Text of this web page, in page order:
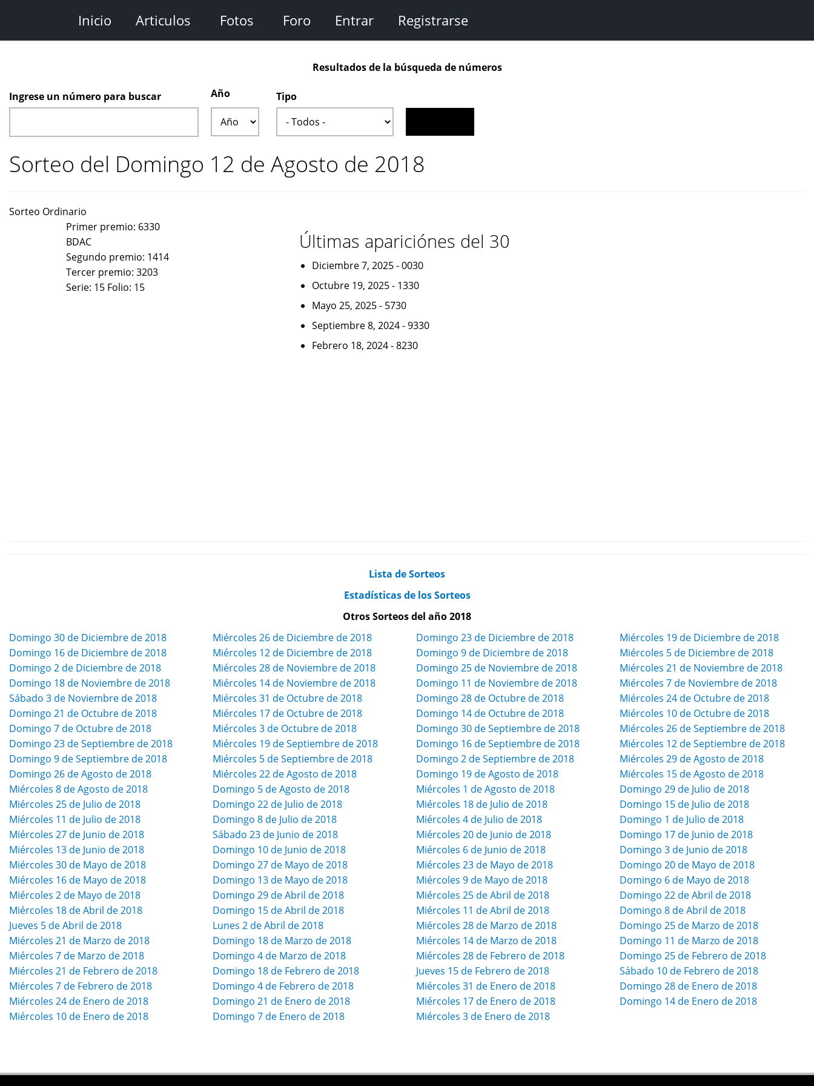
contenido
Inicio Articulos Fotos Foro Entrar Registrarse
Resultados de la búsqueda de números
Ingrese un número para buscar
Año
Tipo
Sorteo del Domingo 12 de Agosto de 2018
Sorteo Ordinario
Primer premio: 6330
BDAC
Segundo premio: 1414
Tercer premio: 3203
Serie: 15 Folio: 15
Últimas apariciónes del 30
Diciembre 7, 2025 - 0030
Octubre 19, 2025 - 1330
Mayo 25, 2025 - 5730
Septiembre 8, 2024 - 9330
Febrero 18, 2024 - 8230
Lista de Sorteos
Estadísticas de los Sorteos
Otros Sorteos del año 2018
Domingo 30 de Diciembre de 2018
Miércoles 26 de Diciembre de 2018 Domingo 23 de Diciembre de 2018
Miércoles 19 de Diciembre de 2018
Domingo 16 de Diciembre de 2018
Miércoles 12 de Diciembre de 2018 Domingo 9 de Diciembre de 2018
Miércoles 5 de Diciembre de 2018
Domingo 2 de Diciembre de 2018
Miércoles 28 de Noviembre de 2018 Domingo 25 de Noviembre de 2018
Miércoles 21 de Noviembre de 2018
Domingo 18 de Noviembre de 2018
Miércoles 14 de Noviembre de 2018 Domingo 11 de Noviembre de 2018
Miércoles 7 de Noviembre de 2018
Sábado 3 de Noviembre de 2018
Miércoles 31 de Octubre de 2018 Domingo 28 de Octubre de 2018
Miércoles 24 de Octubre de 2018
Domingo 21 de Octubre de 2018
Miércoles 17 de Octubre de 2018 Domingo 14 de Octubre de 2018
Miércoles 10 de Octubre de 2018
Domingo 7 de Octubre de 2018
Miércoles 3 de Octubre de 2018 Domingo 30 de Septiembre de 2018
Miércoles 26 de Septiembre de 2018
Domingo 23 de Septiembre de 2018
Miércoles 19 de Septiembre de 2018 Domingo 16 de Septiembre de 2018
Miércoles 12 de Septiembre de 2018
Domingo 9 de Septiembre de 2018
Miércoles 5 de Septiembre de 2018 Domingo 2 de Septiembre de 2018
Miércoles 29 de Agosto de 2018
Domingo 26 de Agosto de 2018
Miércoles 22 de Agosto de 2018 Domingo 19 de Agosto de 2018
Miércoles 15 de Agosto de 2018
Miércoles 8 de Agosto de 2018
Domingo 5 de Agosto de 2018 Miércoles 1 de Agosto de 2018
Domingo 29 de Julio de 2018
Miércoles 25 de Julio de 2018
Domingo 22 de Julio de 2018 Miércoles 18 de Julio de 2018
Domingo 15 de Julio de 2018
Miércoles 11 de Julio de 2018
Domingo 8 de Julio de 2018 Miércoles 4 de Julio de 2018
Domingo 1 de Julio de 2018
Miércoles 27 de Junio de 2018
Sábado 23 de Junio de 2018 Miércoles 20 de Junio de 2018
Domingo 17 de Junio de 2018
Miércoles 13 de Junio de 2018
Domingo 10 de Junio de 2018 Miércoles 6 de Junio de 2018
Domingo 3 de Junio de 2018
Miércoles 30 de Mayo de 2018
Domingo 27 de Mayo de 2018 Miércoles 23 de Mayo de 2018
Domingo 20 de Mayo de 2018
Miércoles 16 de Mayo de 2018
Domingo 13 de Mayo de 2018 Miércoles 9 de Mayo de 2018
Domingo 6 de Mayo de 2018
Miércoles 2 de Mayo de 2018
Domingo 29 de Abril de 2018 Miércoles 25 de Abril de 2018
Domingo 22 de Abril de 2018
Miércoles 18 de Abril de 2018
Domingo 15 de Abril de 2018 Miércoles 11 de Abril de 2018
Domingo 8 de Abril de 2018
Jueves 5 de Abril de 2018
Lunes 2 de Abril de 2018 Miércoles 28 de Marzo de 2018
Domingo 25 de Marzo de 2018
Miércoles 21 de Marzo de 2018
Domingo 18 de Marzo de 2018 Miércoles 14 de Marzo de 2018
Domingo 11 de Marzo de 2018
Miércoles 7 de Marzo de 2018
Domingo 4 de Marzo de 2018 Miércoles 28 de Febrero de 2018
Domingo 25 de Febrero de 2018
Miércoles 21 de Febrero de 2018
Domingo 18 de Febrero de 2018 Jueves 15 de Febrero de 2018
Sábado 10 de Febrero de 2018
Miércoles 7 de Febrero de 2018
Domingo 4 de Febrero de 2018 Miércoles 31 de Enero de 2018
Domingo 28 de Enero de 2018
Miércoles 24 de Enero de 2018
Domingo 21 de Enero de 2018 Miércoles 17 de Enero de 2018
Domingo 14 de Enero de 2018
Miércoles 10 de Enero de 2018
Domingo 7 de Enero de 2018 Miércoles 3 de Enero de 2018